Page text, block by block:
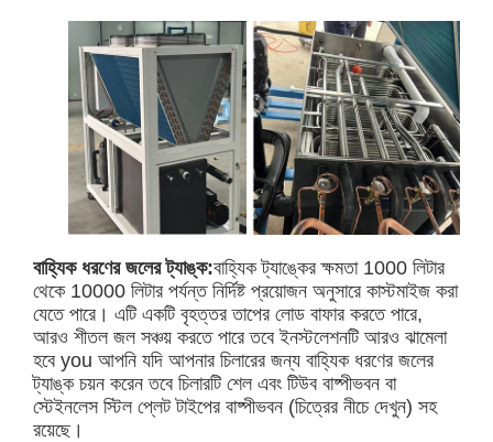
বাহ্যিক ধরণের জলের ট্যাঙ্ক:বাহ্যিক ট্যাঙ্কের ক্ষমতা 1000 লিটার
থেকে 10000 লিটার পর্যন্ত নির্দিষ্ট প্রয়োজন অনুসারে কাস্টমাইজ করা
যেতে পারে। এটি একটি বৃহত্তর তাপের লোড বাফার করতে পারে,
আরও শীতল জল সঞ্চয় করতে পারে তবে ইনস্টলেশনটি আরও ঝামেলা
হবে you আপনি যদি আপনার চিলারের জন্য বাহ্যিক ধরণের জলের
ট্যাঙ্ক চয়ন করেন তবে চিলারটি শেল এবং টিউব বাষ্পীভবন বা
স্টেইনলেস স্টিল প্লেট টাইপের বাষ্পীভবন (চিত্রের নীচে দেখুন) সহ
রয়েছে।